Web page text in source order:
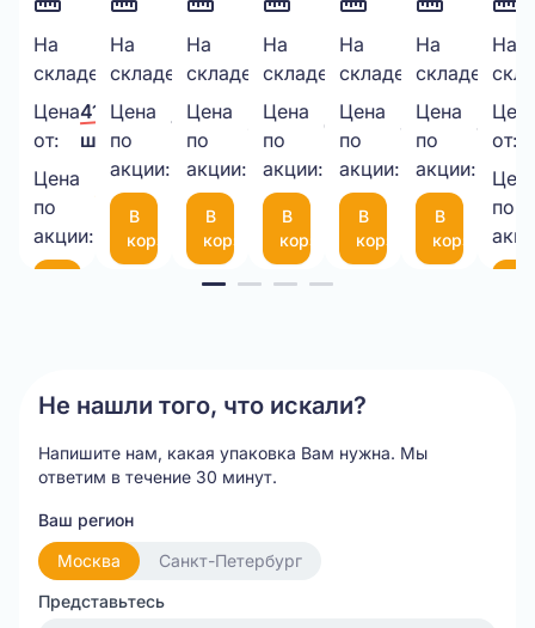
Скотч
48мм*50М,
40мкм
прозрачный
На
складе:
2006
шт.
Цена
от:
41,00 ₽/
шт.
Цена
по
акции:
35,00 ₽/
Двухслойный
картон
в
рулоне
1050*25М
На
складе:
91
шт.
Цена
по
акции:
1 000,00 ₽/
шт.
В
корзину
Стрейч-
пленка
500*20МКМ*1,3кг
НЕТТО
На
складе:
261
шт.
Цена
по
акции:
335,00 ₽/
шт.
В
корзину
ПАКЕТ
ИЗ
ВПП
3-
10-
75
(300*200мм)
На
складе:
3343
шт.
Цена
по
акции:
6,50 ₽/
шт.
В
корзину
Курьерский
пакет
340х460
50
мкм
На
складе:
1469
шт.
Цена
по
акции:
8,45 ₽/
шт.
В
корзину
Шнур
6
мм
с
35
см
На
складе:
500
шт.
Цена
по
акции:
4,00
шт.
В
корзину
На
от:
по
Не нашли того, что искали?
Напишите нам, какая упаковка Вам нужна. Мы
ответим в течение 30 минут.
Ваш регион
Москва
Санкт-Петербург
Представьтесь